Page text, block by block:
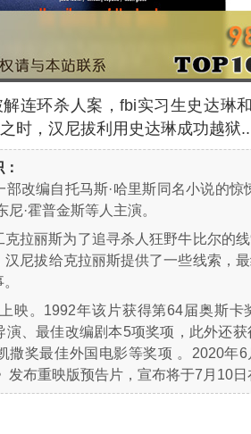
连环杀人案，fbi实习生史达琳
时，汉尼拔利用史达琳成功越狱
部改编自托马斯·哈里斯同名小说的惊
·霍普金斯等人主演。
拉丽斯为了追寻杀人狂野牛比尔的
尼拔给克拉丽斯提供了一些线索，
映。1992年该片获得第64届奥斯卡
演、最佳改编剧本5项奖项，此外还
撒奖最佳外国电影等奖项 。2020年
发布重映版预告片，宣布将于7月10日